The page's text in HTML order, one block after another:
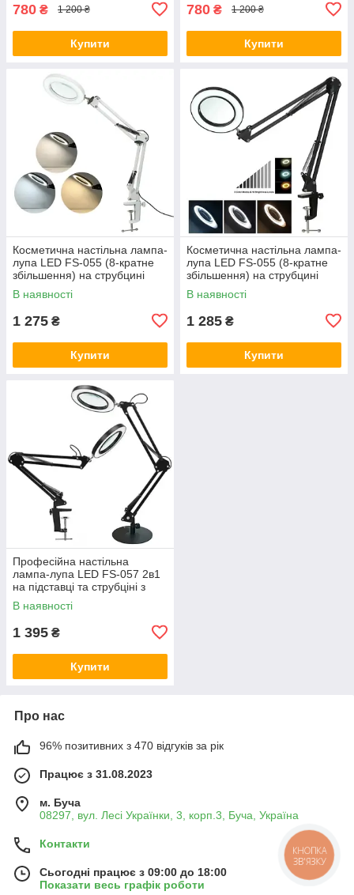
780 ₴ 1 200 ₴
Купити
780 ₴ 1 200 ₴
Купити
Косметична настільна лампа-
лупа LED FS-055 (8-кратне
збільшення) на струбцині
12W
В наявності
1 275 ₴
Купити
Косметична настільна лампа-
лупа LED FS-055 (8-кратне
збільшення) на струбцині
12W Чорна
В наявності
1 285 ₴
Купити
Професійна настільна
лампа-лупа LED FS-057 2в1
на підставці та струбціні з
кріпленням 15W Чорна (8-
кратне збільшення)
В наявності
1 395 ₴
Купити
Про нас
96% позитивних з 470 відгуків за рік
Працює з 31.08.2023
м. Буча
08297, вул. Лесі Українки, 3, корп.3, Буча, Україна
Контакти
Сьогодні працює з 09:00 до 18:00
Показати весь графік роботи
КНОПКА
ЗВ'ЯЗКУ